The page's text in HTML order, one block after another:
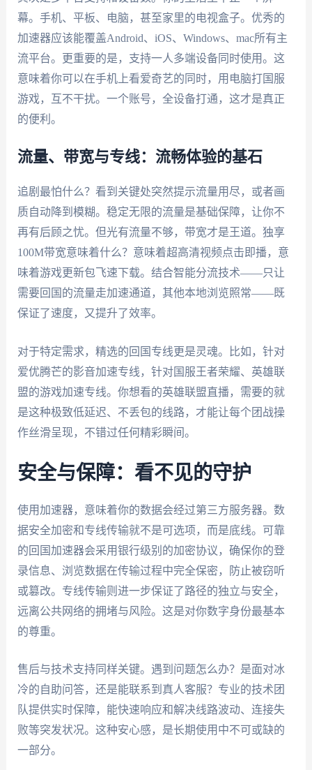
幕。手机、平板、电脑，甚至家里的电视盒子。优秀的
加速器应该能覆盖Android、iOS、Windows、mac所有主
流平台。更重要的是，支持一人多端设备同时使用。这
意味着你可以在手机上看爱奇艺的同时，用电脑打国服
游戏，互不干扰。一个账号，全设备打通，这才是真正
的便利。
流量、带宽与专线：流畅体验的基石
追剧最怕什么？看到关键处突然提示流量用尽，或者画
质自动降到模糊。稳定无限的流量是基础保障，让你不
再有后顾之忧。但光有流量不够，带宽才是王道。独享
100M带宽意味着什么？意味着超高清视频点击即播，意
味着游戏更新包飞速下载。结合智能分流技术——只让
需要回国的流量走加速通道，其他本地浏览照常——既
保证了速度，又提升了效率。
对于特定需求，精选的回国专线更是灵魂。比如，针对
爱优腾芒的影音加速专线，针对国服王者荣耀、英雄联
盟的游戏加速专线。你想看的英雄联盟直播，需要的就
是这种极致低延迟、不丢包的线路，才能让每个团战操
作丝滑呈现，不错过任何精彩瞬间。
安全与保障：看不见的守护
使用加速器，意味着你的数据会经过第三方服务器。数
据安全加密和专线传输就不是可选项，而是底线。可靠
的回国加速器会采用银行级别的加密协议，确保你的登
录信息、浏览数据在传输过程中完全保密，防止被窃听
或篡改。专线传输则进一步保证了路径的独立与安全，
远离公共网络的拥堵与风险。这是对你数字身份最基本
的尊重。
售后与技术支持同样关键。遇到问题怎么办？是面对冰
冷的自助问答，还是能联系到真人客服？专业的技术团
队提供实时保障，能快速响应和解决线路波动、连接失
败等突发状况。这种安心感，是长期使用中不可或缺的
一部分。